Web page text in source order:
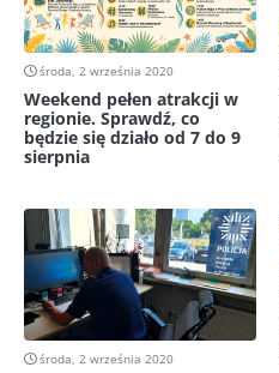
środa, 2 września 2020
Weekend pełen atrakcji w
regionie. Sprawdź, co
będzie się działo od 7 do 9
sierpnia
środa, 2 września 2020